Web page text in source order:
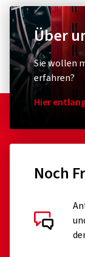
Über
Sie wollen
erfahren?
Hier
Noch